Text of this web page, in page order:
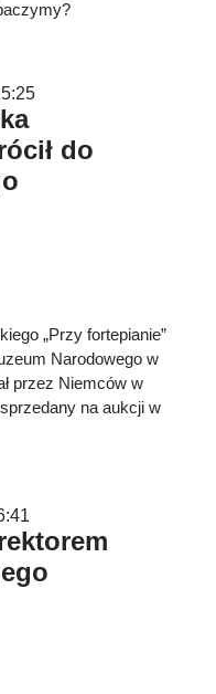
do
„Przy fortepianie”
Narodowego w
przez Niemców w
na aukcji w